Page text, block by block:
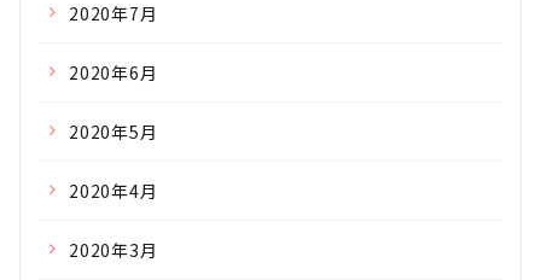
2020年7月
2020年6月
2020年5月
2020年4月
2020年3月